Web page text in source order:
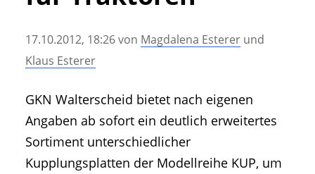
• Messen und Veranstaltungen
• Mitteilung der Redaktion
• Artikel nach Hersteller/Marke
17.10.2012, 18:26von Magdalena Esterer und
Klaus Esterer
GKN Walterscheid bietet nach eigenen
Angaben ab sofort ein deutlich erweitertes
Sortiment unterschiedlicher
Kupplungsplatten der Modellreihe KUP, um